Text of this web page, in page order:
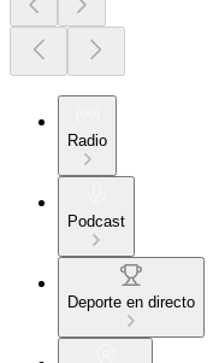
Radio
Podcast
Deporte en directo